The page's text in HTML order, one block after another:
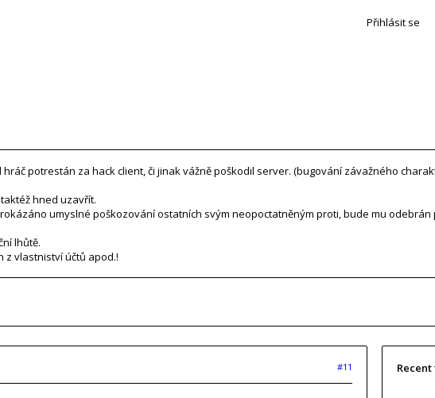
Přihlásit se
potrestán za hack client, či jinak vážně poškodil server. (bugování závažného
hned uzavřít.
umyslné poškozování ostatních svým neopoctatněným proti, bude mu
lhůtě.
z vlastniství účtů apod.!
#11